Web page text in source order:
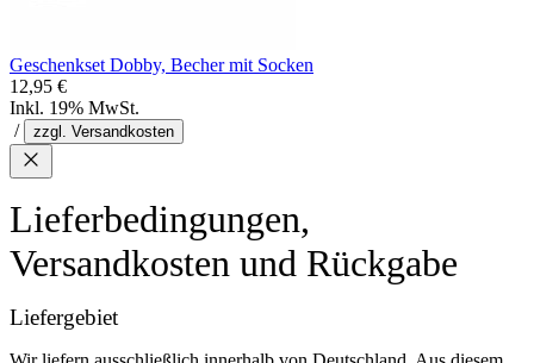
Geschenkset Dobby, Becher mit Socken
12,95 €
Inkl. 19% MwSt.
/
zzgl. Versandkosten
Lieferbedingungen,
Versandkosten und Rückgabe
Liefergebiet